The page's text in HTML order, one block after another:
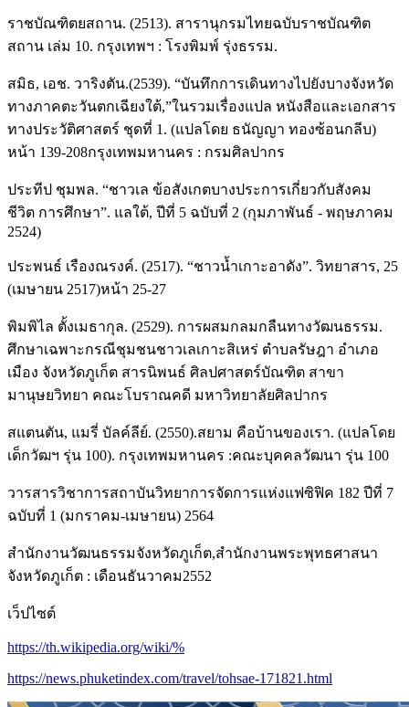
ราชบัณฑิตยสถาน. (2513). สารานุกรมไทยฉบับราชบัณฑิต
สถาน เล่ม 10. กรุงเทพฯ : โรงพิมพ์ รุ่งธรรม.
สมิธ, เอช. วาริงตัน.(2539). “บันทึกการเดินทางไปยังบางจังหวัด
ทางภาคตะวันตกเฉียงใต้,”ในรวมเรื่องแปล หนังสือและเอกสาร
ทางประวัติศาสตร์ ชุดที่ 1. (แปลโดย ธนัญญา ทองซ้อนกลีบ)
หน้า 139-208กรุงเทพมหานคร : กรมศิลปากร
ประทีป ชุมพล. “ชาวเล ข้อสังเกตบางประการเกี่ยวกับสังคม
ชีวิต การศึกษา”. แลใต้, ปีที่ 5 ฉบับที่ 2 (กุมภาพันธ์ - พฤษภาคม
2524)
ประพนธ์ เรืองณรงค์. (2517). “ชาวน้ำเกาะอาดัง”. วิทยาสาร, 25
(เมษายน 2517)หน้า 25-27
พิมพิไล ตั้งเมธากุล. (2529). การผสมกลมกลืนทางวัฒนธรรม.
ศึกษาเฉพาะกรณีชุมชนชาวเลเกาะสิเหร่ ตำบลรัษฎา อำเภอ
เมือง จังหวัดภูเก็ต สารนิพนธ์ ศิลปศาสตร์บัณฑิต สาขา
มานุษยวิทยา คณะโบราณคดี มหาวิทยาลัยศิลปากร
สแตนตัน, แมรี่ บัลค์ลีย์. (2550).สยาม คือบ้านของเรา. (แปลโดย
เด็กวัฒฯ รุ่น 100). กรุงเทพมหานคร :คณะบุคคลวัฒนา รุ่น 100
วารสารวิชาการสถาบันวิทยาการจัดการแห่งแฟซิฟิค 182 ปีที่ 7
ฉบับที่ 1 (มกราคม-เมษายน) 2564
สำนักงานวัฒนธรรมจังหวัดภูเก็ต,สำนักงานพระพุทธศาสนา
จังหวัดภูเก็ต : เดือนธันวาคม2552
เว็ปไซต์
https://th.wikipedia.org/wiki/%
https://news.phuketindex.com/travel/tohsae-171821.html